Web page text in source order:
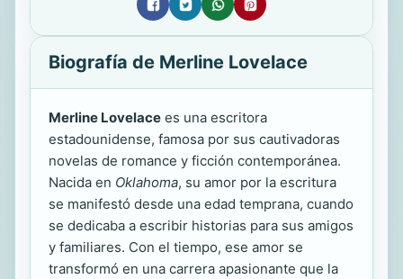
Biografía de Merline Lovelace
Merline Lovelace es una escritora
estadounidense, famosa por sus cautivadoras
novelas de romance y ficción contemporánea.
Nacida en Oklahoma, su amor por la escritura
se manifestó desde una edad temprana, cuando
se dedicaba a escribir historias para sus amigos
y familiares. Con el tiempo, ese amor se
transformó en una carrera apasionante que la